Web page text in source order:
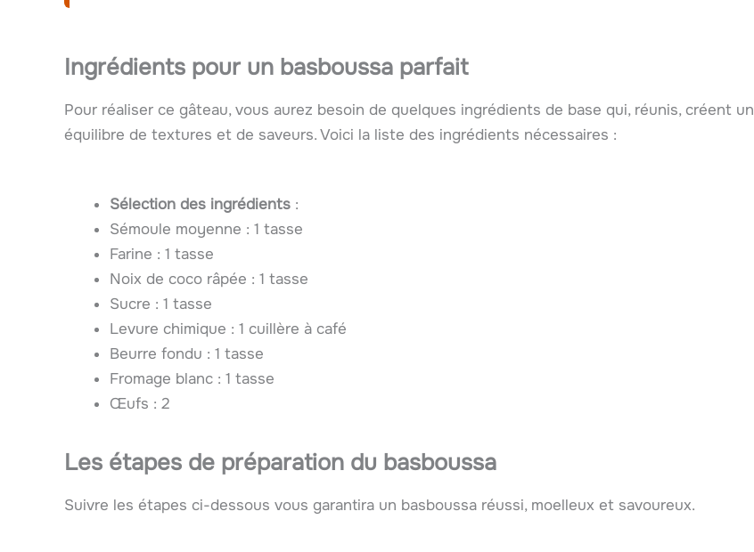
Ingrédients pour un basboussa parfait
Pour réaliser ce gâteau, vous aurez besoin de quelques ingrédients de base qui, réunis, créent un
équilibre de textures et de saveurs. Voici la liste des ingrédients nécessaires :
Sélection des ingrédients :
Sémoule moyenne : 1 tasse
Farine : 1 tasse
Noix de coco râpée : 1 tasse
Sucre : 1 tasse
Levure chimique : 1 cuillère à café
Beurre fondu : 1 tasse
Fromage blanc : 1 tasse
Œufs : 2
Les étapes de préparation du basboussa
Suivre les étapes ci-dessous vous garantira un basboussa réussi, moelleux et savoureux.